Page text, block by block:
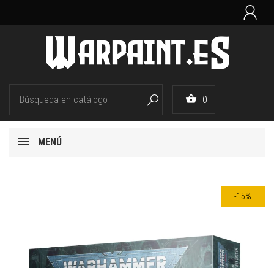

  0
MENÚ
-15%